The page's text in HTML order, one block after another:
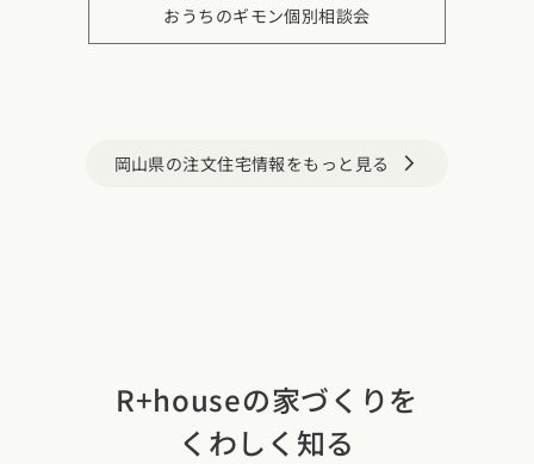
おうちのギモン個別相談会
岡山県の注文住宅情報をもっと見る arrow_forward_ios
R+houseの家づくりを
くわしく知る